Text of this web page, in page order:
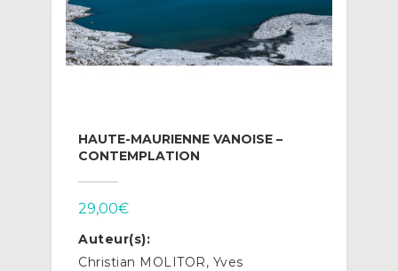
HAUTE-MAURIENNE VANOISE –
CONTEMPLATION
29,00€
Auteur(s):
Christian MOLITOR, Yves